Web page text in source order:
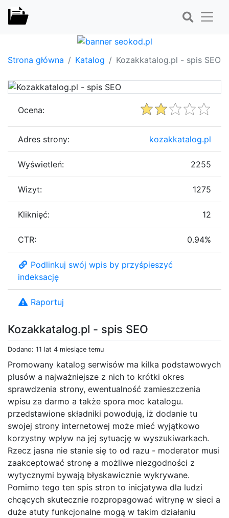
Strona główna Katalog Kozakkatalog.pl - spis SEO
Kozakkatalog.pl - spis SEO
Dodano: 11 lat 4 miesiące temu
Promowany katalog serwisów ma kilka podstawowych
plusów a najważniejsze z nich to krótki okres
sprawdzenia strony, ewentualność zamieszczenia
wpisu za darmo a także spora moc katalogu.
przedstawione składniki powodują, iż dodanie tu
swojej strony internetowej może mieć wyjątkowo
korzystny wpływ na jej sytuację w wyszukiwarkach.
Rzecz jasna nie stanie się to od razu - moderator musi
zaakceptować stronę a możliwe niezgodności z
wytycznymi bywają błyskawicznie wykrywane.
Pomimo tego ten spis stron to inicjatywa dla ludzi
chcących skutecznie rozpropagować witrynę w sieci a
duże atuty funkcjonalne mogą w takim działaniu
Ocena:
Adres strony: kozakkatalog.pl
Wyświetleń: 2255
Wizyt: 1275
Kliknięć: 12
CTR: 0.94%
Podlinkuj swój wpis by przyśpieszyć
indeksację
Raportuj